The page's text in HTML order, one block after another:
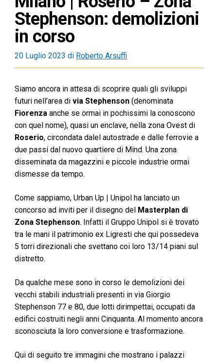
Stephenson: demolizioni
in corso
20 Luglio 2023 di Roberto Arsuffi
Siamo ancora in attesa di scoprire quali gli sviluppi
futuri nell’area di via Stephenson (denominata
Fiorenza anche se ormai in pochissimi la conoscono
con quel nome), quasi un enclave, nella zona Ovest di
Roserio, circondata dalel autostrade e dalle ferrovie a
due passi dal nuovo quartiere di Mind. Una zona
disseminata da magazzini e piccole industrie ormai
dismesse da tempo.
Come sappiamo, Urban Up | Unipol ha lanciato un
concorso ad inviti per il disegno del Masterplan di
Zona Stephenson. Infatti il Gruppo Unipol si è trovato
tra le mani il patrimonio ex Ligresti che qui possedeva
5 torri direzionali che svettano coi loro 13/14 piani sul
distretto.
Da qualche mese sono in corso le demolizioni dei
vecchi stabili industriali presenti in via Giorgio
Stephenson 77 e 80, due lotti dirimpettai, occupati da
edifici costruiti negli anni Cinquanta. Al momento ancora
sconosciuta la loro conversione e trasformazione.
Qui di seguito tre immagini che mostrano i palazzi